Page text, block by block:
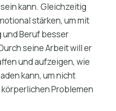
kann. Gleichzeitig
stärken, um mit
und Beruf besser
seine Arbeit will er
und aufzeigen, wie
kann, um nicht
Problemen